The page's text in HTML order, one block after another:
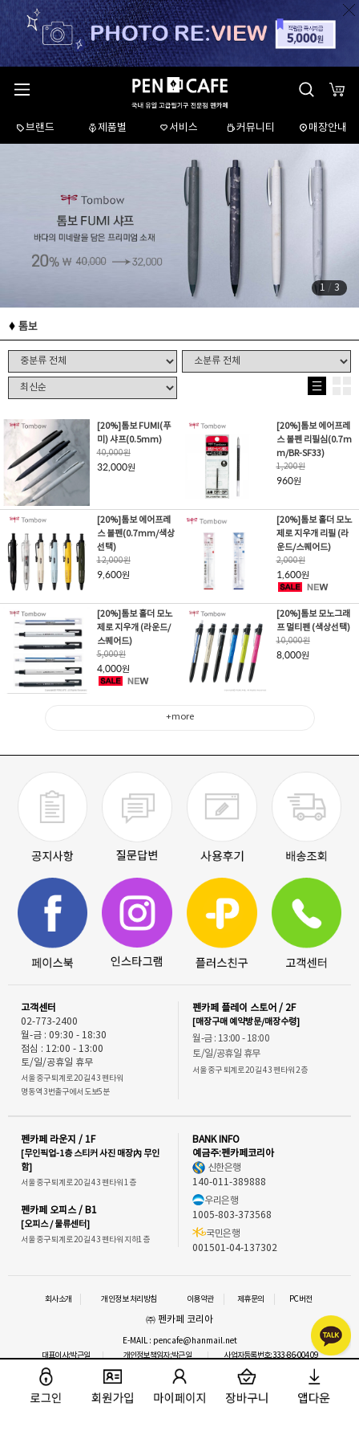
브랜드 제품별 서비스 커뮤니티 매장안내
1 / 3
톰보
[20%]톰보 FUMI(푸
미) 샤프(0.5mm)
40,000원
32,000원
[20%]톰보 에어프레
스 볼펜 리필심(0.7m
m/BR-SF33)
1,200원
960원
[20%]톰보 에어프레
스 볼펜(0.7mm/색상
선택)
12,000원
9,600원
[20%]톰보 홀더 모노
제로 지우개 리필 (라
운드/스퀘어드)
2,000원
1,600원
[20%]톰보 홀더 모노
제로 지우개 (라운드/
스퀘어드)
5,000원
4,000원
[20%]톰보 모노그래
프 멀티펜 (색상선택)
10,000원
8,000원
+more
고객센터
02-773-2400
월-금 : 09:30 - 18:30
점심 : 12:00 - 13:00
토/일/공휴일 휴무
서울 중구 퇴계로 20길 43 펜타워
명동역 3번출구에서 도보5분
펜카페 플레이 스토어 / 2F
[매장구매 예약방문/매장수령]
월-금 : 13:00 - 18:00
토/일/공휴일 휴무
서울 중구 퇴계로 20길 43 펜타워 2층
펜카페 라운지 / 1F
[무인픽업-1층 스티커 사진 매장內 무인
함]
서울 중구 퇴계로 20길 43 펜타워 1층
펜카페 오피스 / B1
[오피스 / 물류센터]
서울 중구 퇴계로 20길 43 펜타워 지하1층
BANK INFO
예금주:펜카페코리아
신한은행
140-011-389888
우리은행
1005-803-373568
국민은행
001501-04-137302
회사소개 개인정보 처리방침 이용약관 제휴문의 PC버전
㈜ 펜카페 코리아
E-MAIL : pencafe@hanmail.net
대표이사:박근일
개인정보책임자:박근일
사업자등록번호:333-86-00409
통신판매업신고 : 2016-서울중구-1292
사업자정보확인 이메일 문의